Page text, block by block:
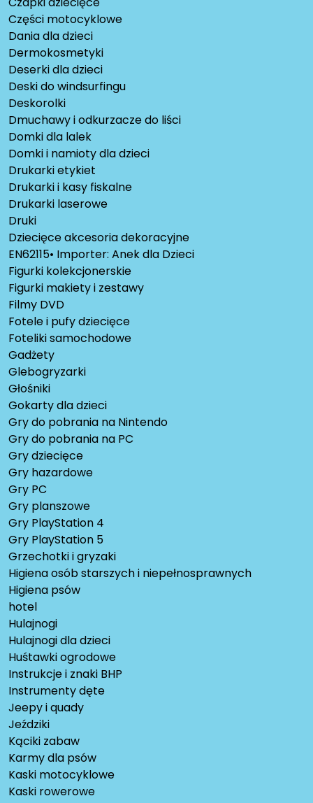
Części motocyklowe
Dania dla dzieci
Dermokosmetyki
Deserki dla dzieci
Deski do windsurfingu
Deskorolki
Dmuchawy i odkurzacze do liści
Domki dla lalek
Domki i namioty dla dzieci
Drukarki etykiet
Drukarki i kasy fiskalne
Drukarki laserowe
Druki
Dziecięce akcesoria dekoracyjne
EN62115• Importer: Anek dla Dzieci
Figurki kolekcjonerskie
Figurki makiety i zestawy
Filmy DVD
Fotele i pufy dziecięce
Foteliki samochodowe
Gadżety
Glebogryzarki
Głośniki
Gokarty dla dzieci
Gry do pobrania na Nintendo
Gry do pobrania na PC
Gry dziecięce
Gry hazardowe
Gry PC
Gry planszowe
Gry PlayStation 4
Gry PlayStation 5
Grzechotki i gryzaki
Higiena osób starszych i niepełnosprawnych
Higiena psów
hotel
Hulajnogi
Hulajnogi dla dzieci
Huśtawki ogrodowe
Instrukcje i znaki BHP
Instrumenty dęte
Jeepy i quady
Jeździki
Kąciki zabaw
Karmy dla psów
Kaski motocyklowe
Kaski rowerowe